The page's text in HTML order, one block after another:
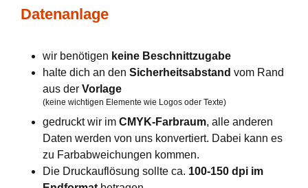
Datenanlage
wir benötigen keine Beschnittzugabe
halte dich an den Sicherheitsabstand vom Rand
aus der Vorlage
(keine wichtigen Elemente wie Logos oder Texte)
gedruckt wir im CMYK-Farbraum, alle anderen
Daten werden von uns konvertiert. Dabei kann es
zu Farbabweichungen kommen.
Die Druckauflösung sollte ca. 100-150 dpi im